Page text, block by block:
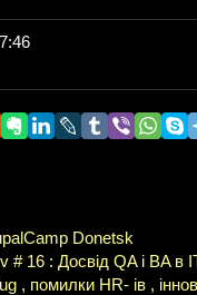
Donetsk
# 16 : Досвід QA і BA в
, помилки HR- ів ,